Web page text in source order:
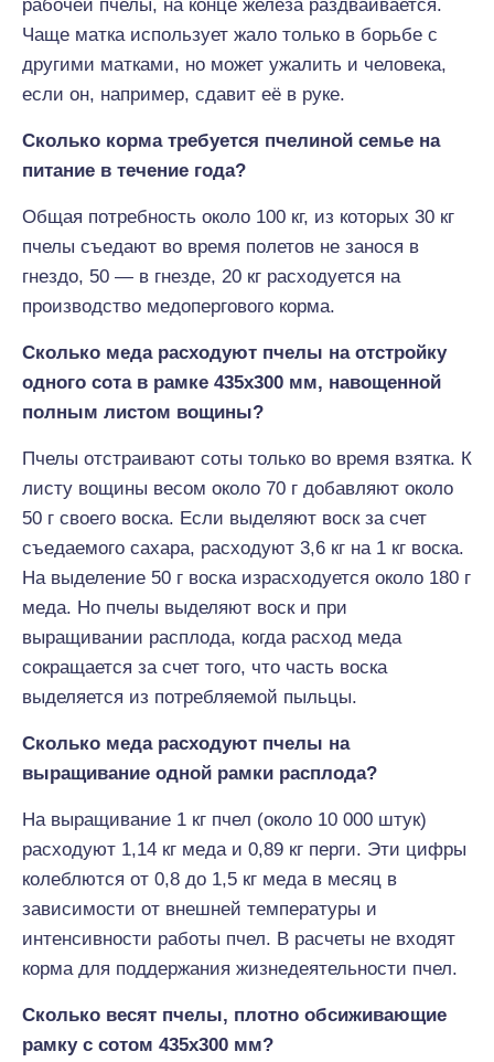
рабочей пчелы, на конце железа раздваивается.
Чаще матка использует жало только в борьбе с
другими матками, но может ужалить и человека,
если он, например, сдавит её в руке.
Сколько корма требуется пчелиной семье на
питание в течение года?
Общая потребность около 100 кг, из которых 30 кг
пчелы съедают во время полетов не занося в
гнездо, 50 — в гнезде, 20 кг расходуется на
производство медопергового корма.
Сколько меда расходуют пчелы на отстройку
одного сота в рамке 435х300 мм, навощенной
полным листом вощины?
Пчелы отстраивают соты только во время взятка. К
листу вощины весом около 70 г добавляют около
50 г своего воска. Если выделяют воск за счет
съедаемого сахара, расходуют 3,6 кг на 1 кг воска.
На выделение 50 г воска израсходуется около 180 г
меда. Но пчелы выделяют воск и при
выращивании расплода, когда расход меда
сокращается за счет того, что часть воска
выделяется из потребляемой пыльцы.
Сколько меда расходуют пчелы на
выращивание одной рамки расплода?
На выращивание 1 кг пчел (около 10 000 штук)
расходуют 1,14 кг меда и 0,89 кг перги. Эти цифры
колеблются от 0,8 до 1,5 кг меда в месяц в
зависимости от внешней температуры и
интенсивности работы пчел. В расчеты не входят
корма для поддержания жизнедеятельности пчел.
Сколько весят пчелы, плотно обсиживающие
рамку с сотом 435х300 мм?